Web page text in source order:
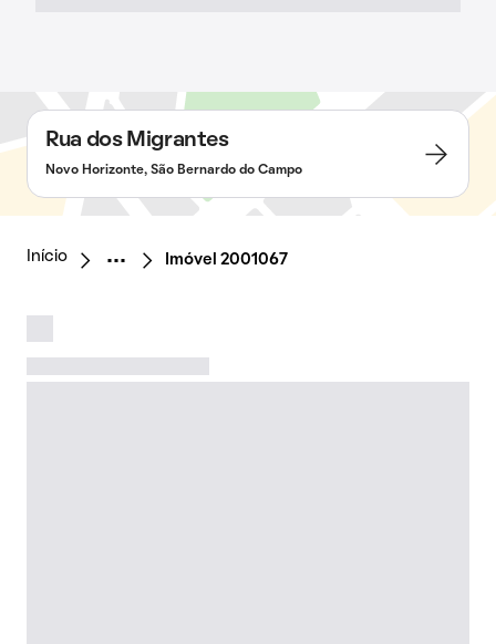
Rua dos Migrantes
Novo Horizonte, São Bernardo do Campo
Início Imóvel 2001067